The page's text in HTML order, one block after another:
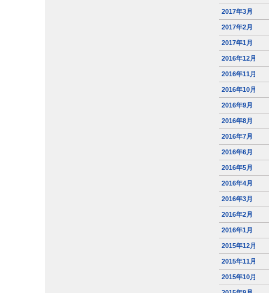
2017年3月
2017年2月
2017年1月
2016年12月
2016年11月
2016年10月
2016年9月
2016年8月
2016年7月
2016年6月
2016年5月
2016年4月
2016年3月
2016年2月
2016年1月
2015年12月
2015年11月
2015年10月